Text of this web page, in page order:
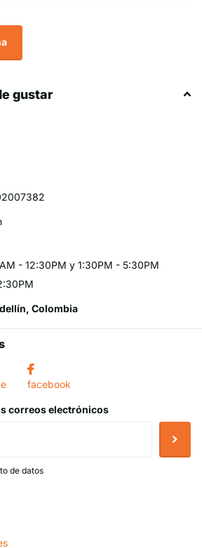
gustar
- 12:30PM y 1:30PM - 5:30PM
Colombia
facebook
correos electrónicos
de datos